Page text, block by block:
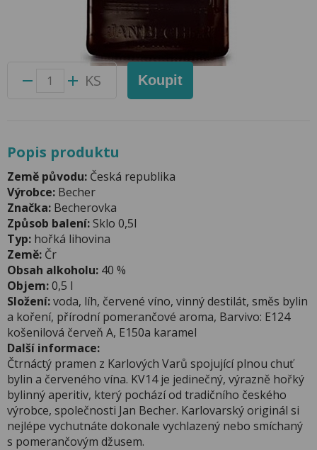
Kód produktu:42071200
KS Koupit
Popis produktu
Země původu: Česká republika
Výrobce: Becher
Značka: Becherovka
Způsob balení:Sklo 0,5l
Typ: hořká lihovina
Země: Čr
Obsah alkoholu: 40 %
Objem:0,5 l
Složení:voda, líh, červené víno, vinný destilát, směs bylin
a koření, přírodní pomerančové aroma, Barvivo: E124
košenilová červeň A, E150a karamel
Další informace:
Čtrnáctý pramen z Karlových Varů spojující plnou chuť
bylin a červeného vína. KV14 je jedinečný, výrazně hořký
bylinný aperitiv, který pochází od tradičního českého
výrobce, společnosti Jan Becher. Karlovarský originál si
nejlépe vychutnáte dokonale vychlazený nebo smíchaný
s pomerančovým džusem.